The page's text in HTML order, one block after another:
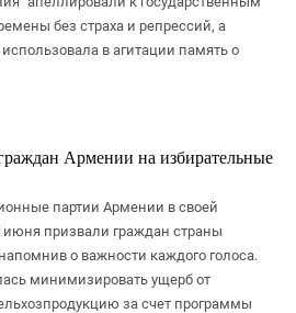
ЗАСТАВЛЯЕТ
КАВКАЗ ЗА ПАЛЕСТИНУ
ИНАКОМЫСЛИЕ В ЧЕЧНЕ
без страха и репрессий, а
в агитации память о
Армении на избирательные
партии Армении в своей
июня призвали граждан страны
о важности каждого голоса.
минимизировать ущерб от
за счет программы